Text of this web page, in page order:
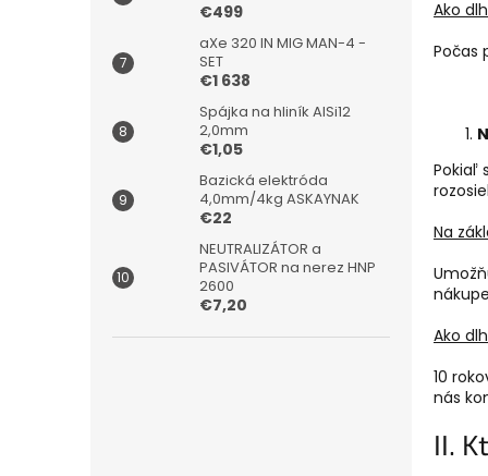
€499
aXe 320 IN MIG MAN-4 -
SET
€1 638
Spájka na hliník AlSi12
2,0mm
€1,05
Bazická elektróda
4,0mm/4kg ASKAYNAK
€22
NEUTRALIZÁTOR a
PASIVÁTOR na nerez HNP
2600
€7,20
Ako
Počas
Pokiaľ
Na
Ako
10
nás
II.